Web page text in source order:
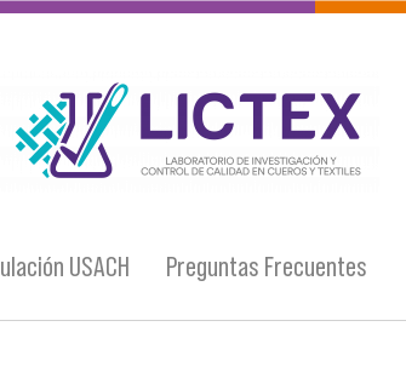
USACH Preguntas Frecuentes